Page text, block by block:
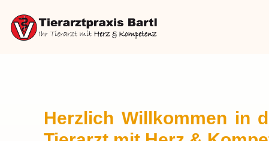
Herzlich Willkommen in